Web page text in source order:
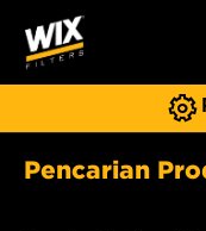
Pencarian